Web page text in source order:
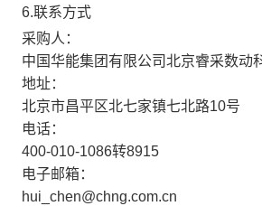
6.联系方式
采购人：
中国华能集团有限公司北京睿采数动
地址：
北京市昌平区北七家镇七北路10号
电话：
400-010-1086转8915
电子邮箱：
hui_chen@chng.com.cn